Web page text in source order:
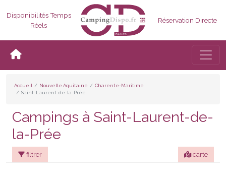
Disponibilités Temps
Réels
Réservation Directe
Accueil Nouvelle Aquitaine
Charente-Maritime
Saint-Laurent-de-la-Prée
Campings à Saint-Laurent-de-
la-Prée
filtrer carte